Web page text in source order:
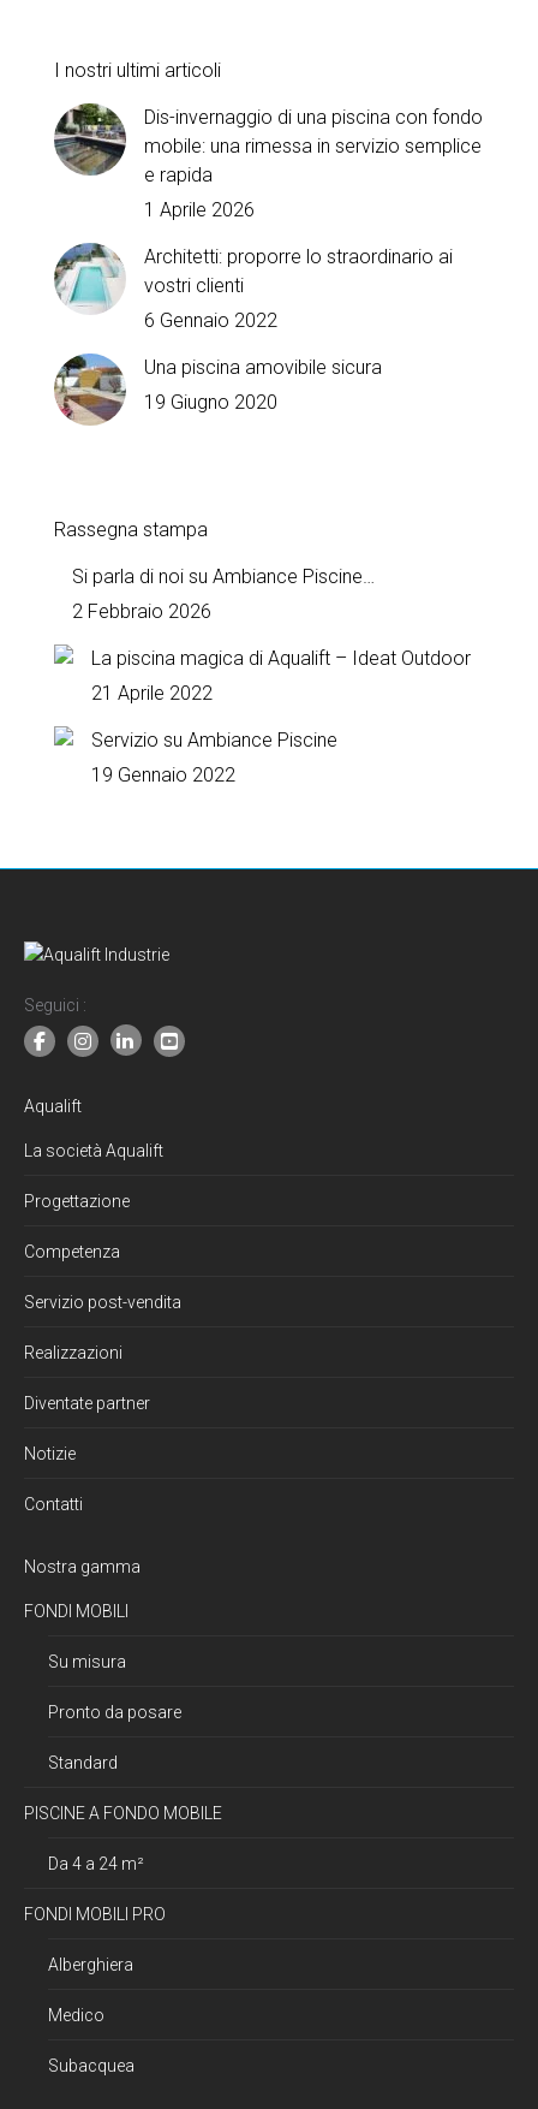
I nostri ultimi articoli
Dis-invernaggio di una piscina con fondo
mobile: una rimessa in servizio semplice
e rapida
1 Aprile 2026
Architetti: proporre lo straordinario ai
vostri clienti
6 Gennaio 2022
Una piscina amovibile sicura
19 Giugno 2020
Rassegna stampa
Si parla di noi su Ambiance Piscine…
2 Febbraio 2026
La piscina magica di Aqualift – Ideat Outdoor
21 Aprile 2022
Servizio su Ambiance Piscine
19 Gennaio 2022
Seguici :
Aqualift
La società Aqualift
Progettazione
Competenza
Servizio post-vendita
Realizzazioni
Diventate partner
Notizie
Contatti
Nostra gamma
FONDI MOBILI
Su misura
Pronto da posare
Standard
PISCINE A FONDO MOBILE
Da 4 a 24 m²
FONDI MOBILI PRO
Alberghiera
Medico
Subacquea